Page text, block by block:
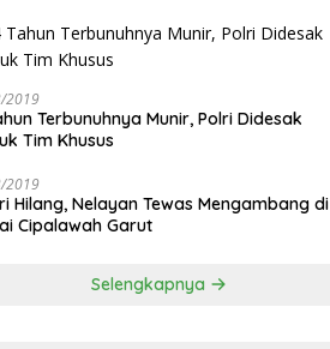
2019
Terbunuhnya Munir, Polri Didesak
Tim Khusus
2019
Hilang, Nelayan Tewas Mengambang di
Cipalawah Garut
Selengkapnya